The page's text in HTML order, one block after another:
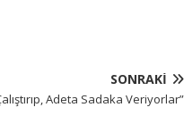
SONRAKI
Adeta Sadaka Veriyorlar”